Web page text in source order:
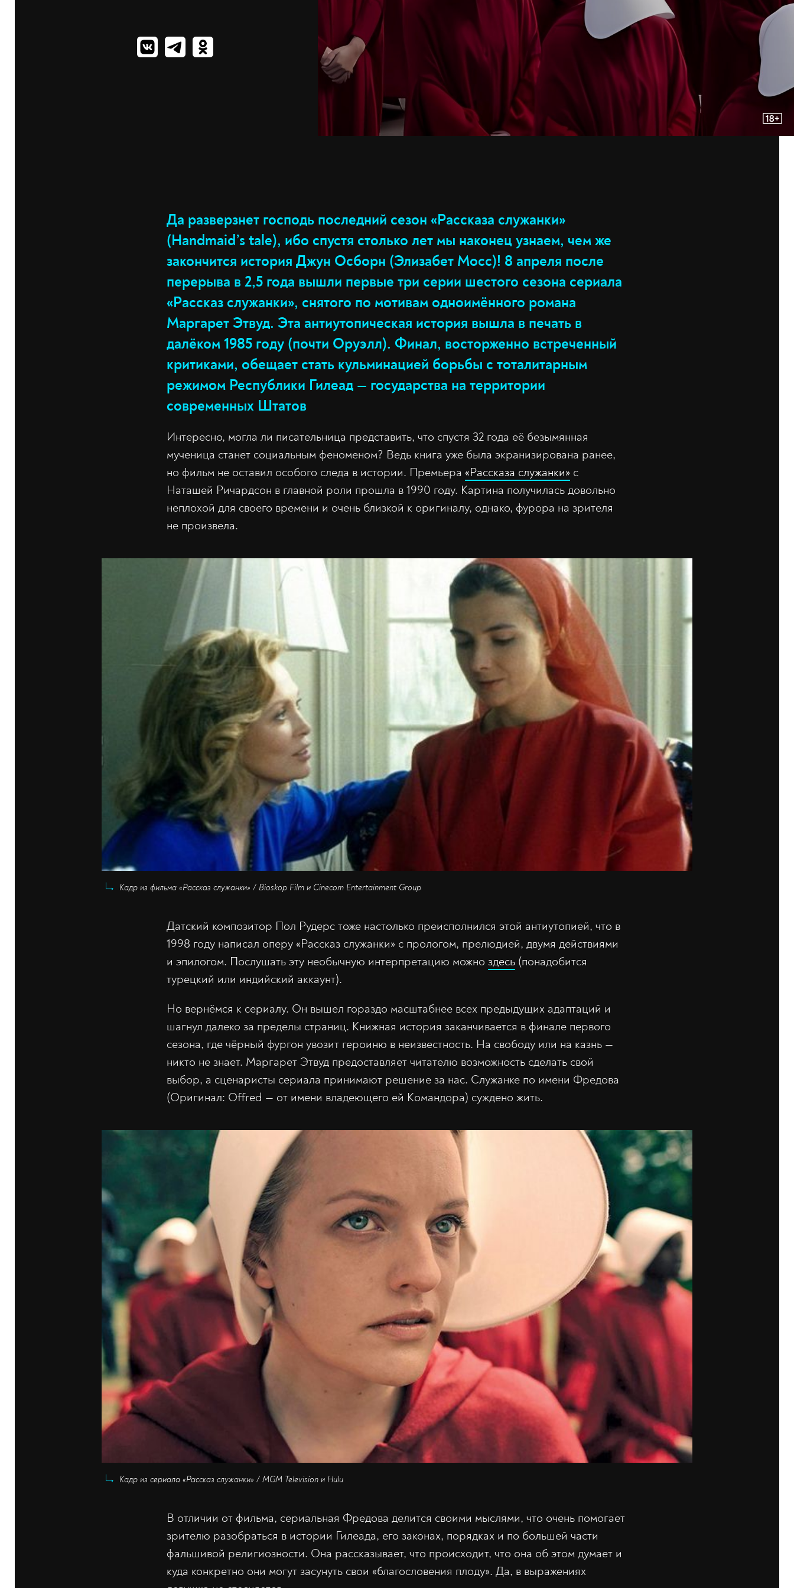
Да разверзнет господь последний сезон «Рассказа служанки»
(Handmaid’s tale), ибо спустя столько лет мы наконец узнаем, чем же
закончится история Джун Осборн (Элизабет Мосс)! 8 апреля после
перерыва в 2,5 года вышли первые три серии шестого сезона сериала
«Рассказ служанки», снятого по мотивам одноимённого романа
Маргарет Этвуд. Эта антиутопическая история вышла в печать в
далёком 1985 году (почти Оруэлл). Финал, восторженно встреченный
критиками, обещает стать кульминацией борьбы с тоталитарным
режимом Республики Гилеад — государства на территории
современных Штатов
Интересно, могла ли писательница представить, что спустя 32 года её безымянная
мученица станет социальным феноменом? Ведь книга уже была экранизирована ранее,
но фильм не оставил особого следа в истории. Премьера «Рассказа служанки» с
Наташей Ричардсон в главной роли прошла в 1990 году. Картина получилась довольно
неплохой для своего времени и очень близкой к оригиналу, однако, фурора на зрителя
не произвела.
Кадр из фильма «Рассказ служанки» / Bioskop Film и Cinecom Entertainment Group
Датский композитор Пол Рудерс тоже настолько преисполнился этой антиутопией, что в
1998 году написал оперу «Рассказ служанки» с прологом, прелюдией, двумя действиями
и эпилогом. Послушать эту необычную интерпретацию можно здесь (понадобится
турецкий или индийский аккаунт).
Но вернёмся к сериалу. Он вышел гораздо масштабнее всех предыдущих адаптаций и
шагнул далеко за пределы страниц. Книжная история заканчивается в финале первого
сезона, где чёрный фургон увозит героиню в неизвестность. На свободу или на казнь —
никто не знает. Маргарет Этвуд предоставляет читателю возможность сделать свой
выбор, а сценаристы сериала принимают решение за нас. Служанке по имени Фредова
(Оригинал: Offred — от имени владеющего ей Командора) суждено жить.
Кадр из сериала «Рассказ служанки» / MGM Television и Hulu
В отличии от фильма, сериальная Фредова делится своими мыслями, что очень помогает
зрителю разобраться в истории Гилеада, его законах, порядках и по большей части
фальшивой религиозности. Она рассказывает, что происходит, что она об этом думает и
куда конкретно они могут засунуть свои «благословения плоду». Да, в выражениях